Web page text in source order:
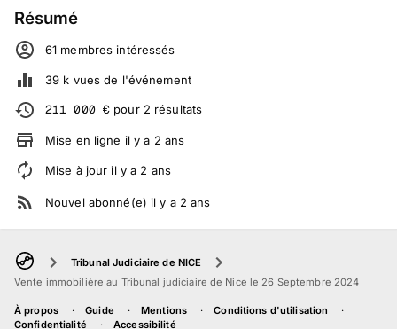
Résumé
61 membres intéressés
39 k vues de l'événement
211 000 € pour 2 résultats
Mise en ligne il y a 2 ans
Mise à jour il y a 2 ans
Nouvel abonné(e) il y a 2 ans
Tribunal Judiciaire de NICE
Vente immobilière au Tribunal judiciaire de Nice le 26 Septembre 2024
À propos Guide Mentions
Conditions d'utilisation
Confidentialité
Accessibilité